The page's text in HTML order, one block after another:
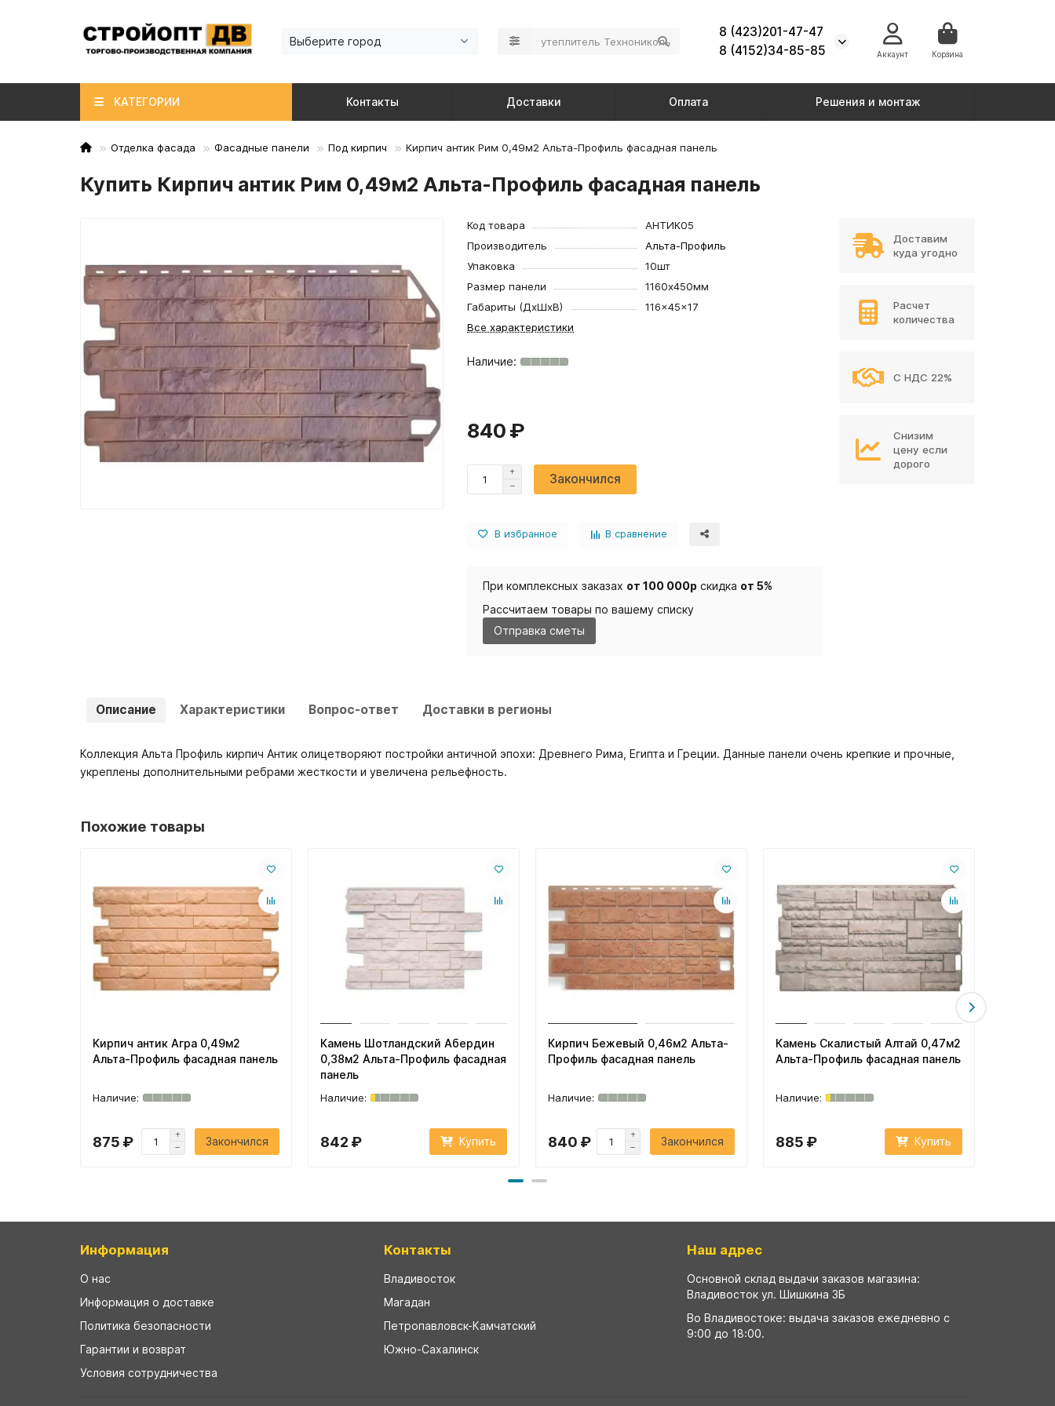
Выберите город
8 (423)201-47-47
8 (4152)34-85-85
Аккаунт Корзина
КАТЕГОРИИ Контакты Доставки Оплата Решения и монтаж
Отделка фасада Фасадные панели Под кирпич Кирпич антик Рим 0,49м2 Альта-Профиль фасадная панель
Купить Кирпич антик Рим 0,49м2 Альта-Профиль фасадная панель
Код товара
АНТИК05
Производитель
Альта-Профиль
Упаковка
10шт
Размер панели
1160х450мм
Габариты (ДхШхВ)
116×45×17
Все характеристики
840 ₽
Закончился
В избранное В сравнение
При комплексных заказах от 100 000р скидка от 5%
Рассчитаем товары по вашему списку
Отправка сметы
Доставим
куда угодно
Расчет
количества
С НДС 22%
Снизим
цену если
дорого
Описание Характеристики Вопрос-ответ Доставки в регионы
Коллекция Альта Профиль кирпич Антик олицетворяют постройки античной эпохи: Древнего Рима, Египта и Греции. Данные панели очень крепкие и прочные,
укреплены дополнительными ребрами жесткости и увеличена рельефность.
Похожие товары
Кирпич антик Агра 0,49м2
Альта-Профиль фасадная панель
875 ₽ Закончился
Камень Шотландский Абердин
0,38м2 Альта-Профиль фасадная
панель
842 ₽ Купить
Кирпич Бежевый 0,46м2 Альта-
Профиль фасадная панель
840 ₽ Закончился
Камень Скалистый Алтай 0,47м2
Альта-Профиль фасадная панель
885 ₽ Купить
Информация
О нас
Информация о доставке
Политика безопасности
Гарантии и возврат
Условия сотрудничества
Контакты
Владивосток
Магадан
Петропавловск-Камчатский
Южно-Сахалинск
Наш адрес
Основной склад выдачи заказов магазина:
Владивосток ул. Шишкина 3Б
Во Владивостоке: выдача заказов ежедневно с
9:00 до 18:00.